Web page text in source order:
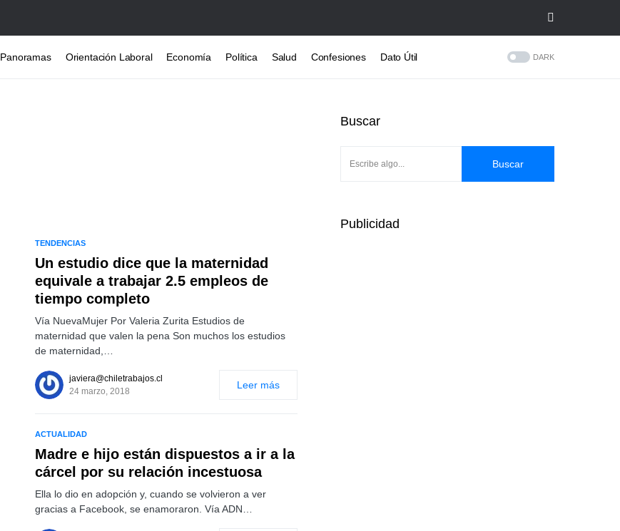
Panoramas Orientación Laboral Economía Política Salud Confesiones Dato Útil DARK
TENDENCIAS
Un estudio dice que la maternidad
equivale a trabajar 2.5 empleos de
tiempo completo
Vía NuevaMujer Por Valeria Zurita Estudios de
maternidad que valen la pena Son muchos los estudios
de maternidad,…
javiera@chiletrabajos.cl
24 marzo, 2018
Leer más
ACTUALIDAD
Madre e hijo están dispuestos a ir a la
cárcel por su relación incestuosa
Ella lo dio en adopción y, cuando se volvieron a ver
gracias a Facebook, se enamoraron. Vía ADN…
Buscar
Buscar
Publicidad